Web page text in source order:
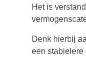
Het is
Denk hierbij
een stabielere